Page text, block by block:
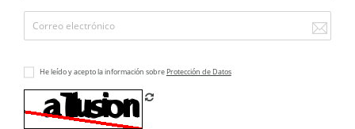
He leído y acepto la información sobre Protección de Datos